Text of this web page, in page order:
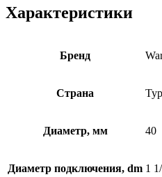
Характеристики
Бренд
Страна
Диаметр, мм 40
Диаметр подключения, dm 1